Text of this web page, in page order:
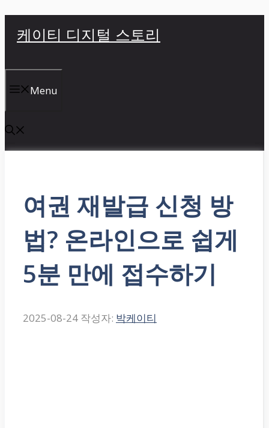
너
뛰
기
케이티 디지털 스토리
Menu
여권 재발급 신청 방
법? 온라인으로 쉽게
5분 만에 접수하기
2025-08-24 작성자: 박케이티